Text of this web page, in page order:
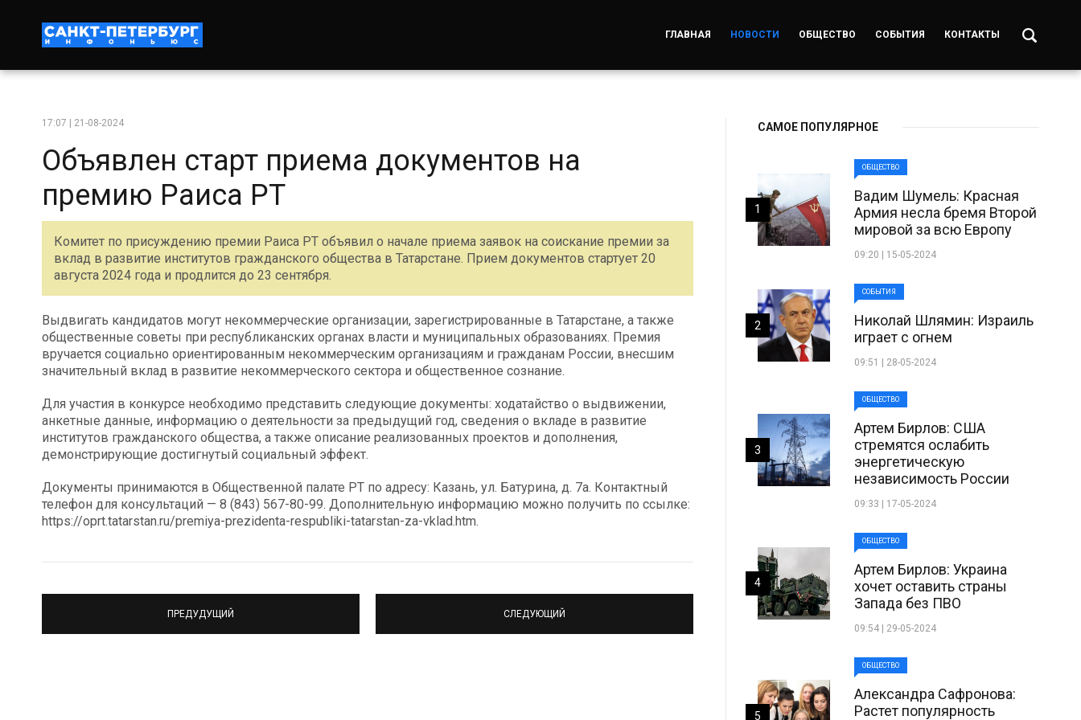
ГЛАВНАЯ НОВОСТИ ОБЩЕСТВО СОБЫТИЯ КОНТАКТЫ
17:07 | 21-08-2024
Объявлен старт приема документов на
премию Раиса РТ
Комитет по присуждению премии Раиса РТ объявил о начале приема заявок на соискание премии за
вклад в развитие институтов гражданского общества в Татарстане. Прием документов стартует 20
августа 2024 года и продлится до 23 сентября.
Выдвигать кандидатов могут некоммерческие организации, зарегистрированные в Татарстане, а также
общественные советы при республиканских органах власти и муниципальных образованиях. Премия
вручается социально ориентированным некоммерческим организациям и гражданам России, внесшим
значительный вклад в развитие некоммерческого сектора и общественное сознание.
Для участия в конкурсе необходимо представить следующие документы: ходатайство о выдвижении,
анкетные данные, информацию о деятельности за предыдущий год, сведения о вкладе в развитие
институтов гражданского общества, а также описание реализованных проектов и дополнения,
демонстрирующие достигнутый социальный эффект.
Документы принимаются в Общественной палате РТ по адресу: Казань, ул. Батурина, д. 7а. Контактный
телефон для консультаций — 8 (843) 567-80-99. Дополнительную информацию можно получить по ссылке:
https://oprt.tatarstan.ru/premiya-prezidenta-respubliki-tatarstan-za-vklad.htm.
ПРЕДУДУЩИЙ СЛЕДУЮЩИЙ
САМОЕ ПОПУЛЯРНОЕ
ОБЩЕСТВО
Вадим Шумель: Красная
Армия несла бремя Второй
мировой за всю Европу
09:20 | 15-05-2024
1
СОБЫТИЯ
Николай Шлямин: Израиль
играет с огнем
09:51 | 28-05-2024
2
ОБЩЕСТВО
Артем Бирлов: США
стремятся ослабить
энергетическую
независимость России
09:33 | 17-05-2024
3
ОБЩЕСТВО
Артем Бирлов: Украина
хочет оставить страны
Запада без ПВО
09:54 | 29-05-2024
4
ОБЩЕСТВО
Александра Сафронова:
Растет популярность
5